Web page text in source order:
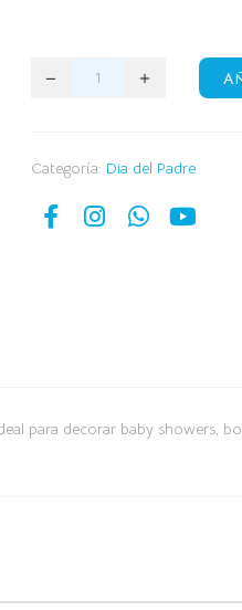
Categoría: Dia del Padre
para decorar baby showers,